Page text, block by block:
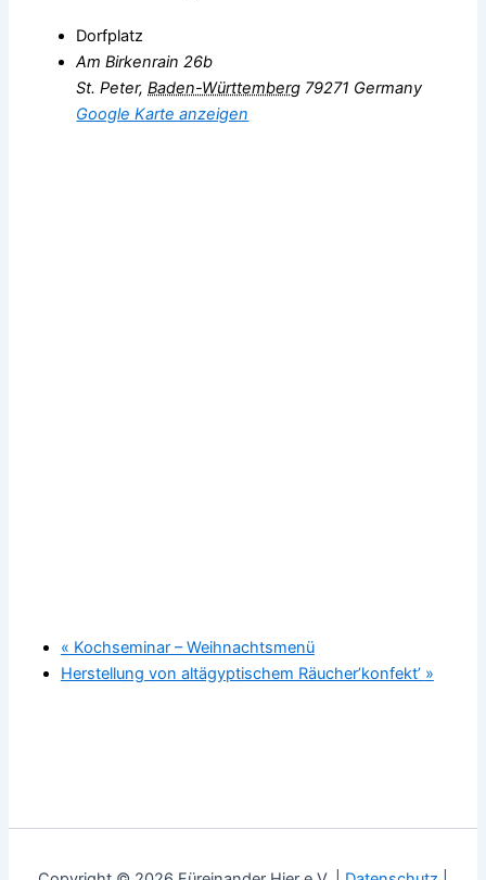
Dorfplatz
Am Birkenrain 26b
St. Peter, Baden-Württemberg 79271 Germany
Google Karte anzeigen
« Kochseminar – Weihnachtsmenü
Herstellung von altägyptischem Räucher’konfekt’ »